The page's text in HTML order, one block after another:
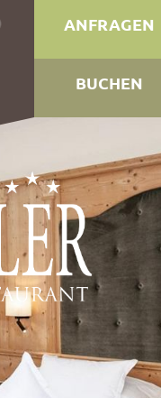
ANFRAGEN
BUCHEN